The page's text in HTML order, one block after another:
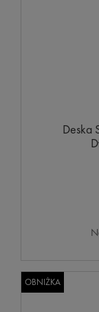
Deska
OBNIŻKA